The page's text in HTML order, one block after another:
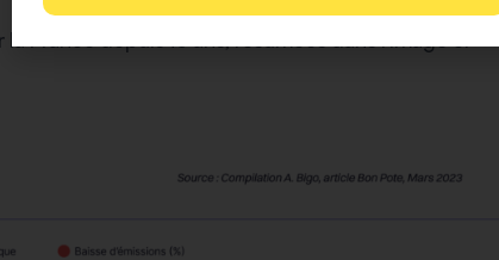
France depuis 10 ans, résumées dans l’image ci-